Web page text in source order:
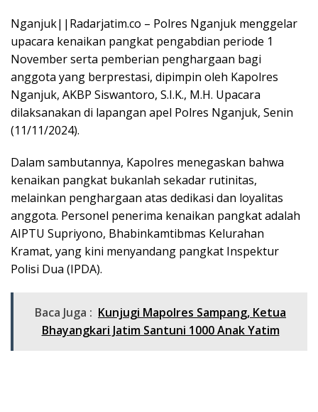
Nganjuk||Radarjatim.co – Polres Nganjuk menggelar
upacara kenaikan pangkat pengabdian periode 1
November serta pemberian penghargaan bagi
anggota yang berprestasi, dipimpin oleh Kapolres
Nganjuk, AKBP Siswantoro, S.I.K., M.H. Upacara
dilaksanakan di lapangan apel Polres Nganjuk, Senin
(11/11/2024).
Dalam sambutannya, Kapolres menegaskan bahwa
kenaikan pangkat bukanlah sekadar rutinitas,
melainkan penghargaan atas dedikasi dan loyalitas
anggota. Personel penerima kenaikan pangkat adalah
AIPTU Supriyono, Bhabinkamtibmas Kelurahan
Kramat, yang kini menyandang pangkat Inspektur
Polisi Dua (IPDA).
Baca Juga : Kunjugi Mapolres Sampang, Ketua
Bhayangkari Jatim Santuni 1000 Anak Yatim